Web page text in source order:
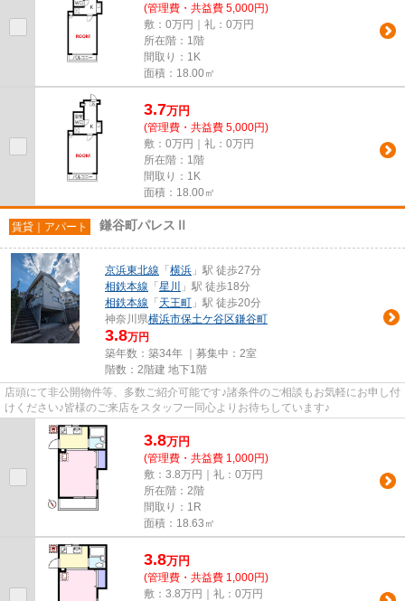
(管理費・共益費 5,000円)
敷：0万円｜礼：0万円
所在階：1階
間取り：1K
面積：18.00㎡
3.7万円
(管理費・共益費 5,000円)
敷：0万円｜礼：0万円
所在階：1階
間取り：1K
面積：18.00㎡
賃貸｜アパート 鎌谷町パレスⅡ
京浜東北線 「 横浜 」駅 徒歩27分
相鉄本線 「 星川
」駅 徒歩18分
相鉄本線 「 天王町 」駅 徒歩20分
神奈川県横浜市保土ケ谷区鎌谷町
3.8万円
築年数：築34年 ｜募集中： 2室
階数：2階建 地下1階
店頭にて非公開物件等、多数ご紹介可能です♪諸条件のご相談もお気軽にお申し付
けください♪皆様のご来店をスタッフ一同心よりお待ちしています♪
3.8万円
(管理費・共益費 1,000円)
敷：3.8万円｜礼：0万円
所在階：2階
間取り：1R
面積：18.63㎡
3.8万円
(管理費・共益費 1,000円)
敷：3.8万円｜礼：0万円